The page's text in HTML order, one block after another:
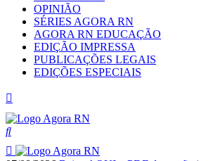
OPINIÃO
SÉRIES AGORA RN
AGORA RN EDUCAÇÃO
EDIÇÃO IMPRESSA
PUBLICAÇÕES LEGAIS
EDIÇÕES ESPECIAIS